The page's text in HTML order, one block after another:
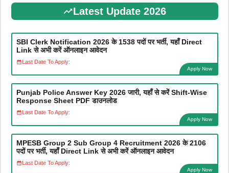
Latest Update 2026
SBI Clerk Notification 2026 के 1538 पदों पर भर्ती, यहाँ Direct
Link से अभी करें ऑनलाइन आवेदन
Last Date To Apply:
Apply Now
Punjab Police Answer Key 2026 जारी, यहाँ से करें Shift-Wise
Response Sheet PDF डाउनलोड
Last Date To Apply:
Apply Now
MPESB Group 2 Sub Group 4 Recruitment 2026 के 2106
पदों पर भर्ती, यहाँ Direct Link से अभी करें ऑनलाइन आवेदन
Last Date To Apply:
Apply Now